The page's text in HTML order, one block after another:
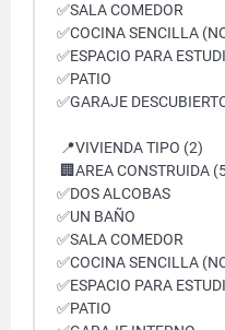
✅SALA COMEDOR
✅COCINA SENCILLA
✅ESPACIO PARA
✅PATIO
✅GARAJE
📍VIVIENDA TIPO (2)
🏢AREA CONSTRUIDA
✅DOS ALCOBAS
✅UN BAÑO
✅SALA COMEDOR
✅COCINA SENCILLA
✅ESPACIO PARA
✅PATIO